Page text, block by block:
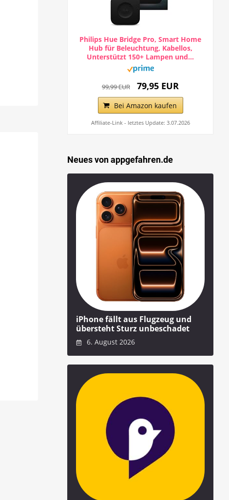
Philips Hue Bridge Pro, Smart Home
Hub für Beleuchtung, Kabellos,
Unterstützt 150+ Lampen und...
99,99 EUR 79,95 EUR
Bei Amazon kaufen
Affiliate-Link - letztes Update: 3.07.2026
Neues von appgefahren.de
iPhone fällt aus Flugzeug und
übersteht Sturz unbeschadet
6. August 2026